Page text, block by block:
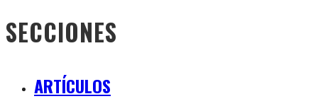
SECCIONES
ARTÍCULOS